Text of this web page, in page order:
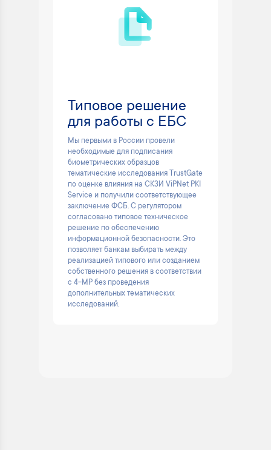
Типовое решение
для работы с ЕБС
Мы первыми в России провели
необходимые для подписания
биометрических образцов
тематические исследования TrustGate
по оценке влияния на СКЗИ ViPNet PKI
Service и получили соответствующее
заключение ФСБ. С регулятором
согласовано типовое техническое
решение по обеспечению
информационной безопасности. Это
позволяет банкам выбирать между
реализацией типового или созданием
собственного решения в соответствии
с 4-МР без проведения
дополнительных тематических
исследований.